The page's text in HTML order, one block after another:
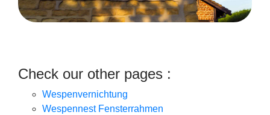
Check our other pages :
Wespenvernichtung
Wespennest Fensterrahmen